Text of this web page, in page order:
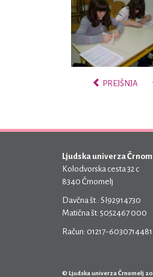
PREJŠNJA
Ljudska univerza
Kolodvorska cesta 32 c
8340 Črnomelj
Davčna št.: SI92914730
Matična št: 5052467 000
Račun: 01217-6030714481
© Ljudska univerza Črnomelj